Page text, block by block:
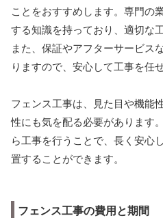
ことをおすすめします。専門の
する知識を持っており、適切な
また、保証やアフターサービス
りますので、安心して工事を任
フェンス工事は、見た目や機能
性にも気を配る必要があります
ら工事を行うことで、長く安心
置することができます。
フェンス工事の費用と期間